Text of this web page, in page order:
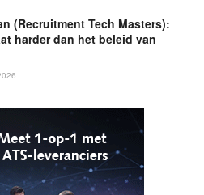
(Recruitment Tech Masters):
harder dan het beleid van